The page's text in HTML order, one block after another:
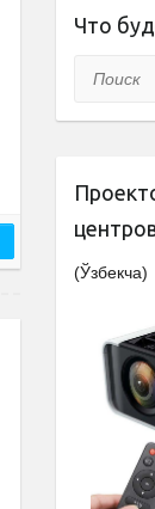
Что
Поиск
(Ўзбекча)